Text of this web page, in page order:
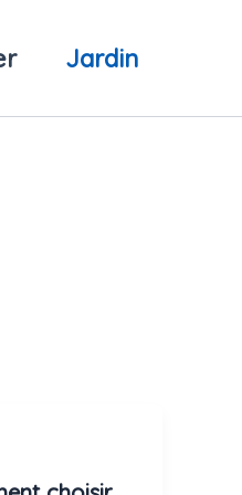
Jardin